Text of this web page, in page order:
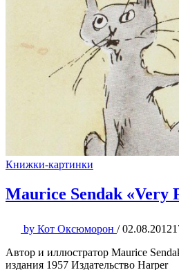
Книжки-картинки
Maurice Sendak «Very
by Кот Оксюморон / 02.08.2012
Автор и иллюстратор Maurice
издания 1957 Издательство Harper